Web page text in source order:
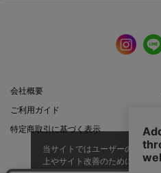
会社概要
ご利用ガイド
特定商取引に基づく表示
当サイトではユーザーの利便性
上やサイト改善のために